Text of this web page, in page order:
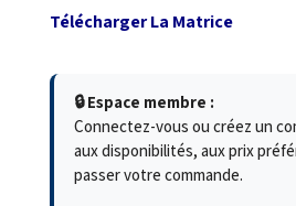
Télécharger La Matrice
🔒 Espace membre :
Connectez-vous ou créez un
aux disponibilités, aux prix
passer votre commande.